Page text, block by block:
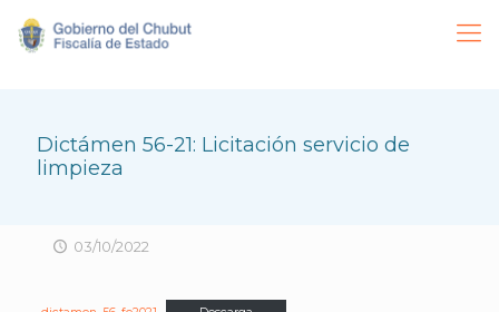
Dictámen 56-21: Licitación servicio de
limpieza
03/10/2022